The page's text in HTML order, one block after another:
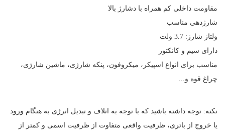
مقاومت داخلی کم همراه با دشارژ بالا
شارژدهی مناسب
ولتاژ شارژ: 3.7 ولت
دارای سیم و کانکتور
مناسب برای انواع اسپیکر، میکروفون، پنکه شارژی، ماشین شارژی،
چراغ قوه و...
نکته: توجه داشته باشید که با توجه به اتلاف و تبدیل انرژی به هنگام ورود
یا خروج از باتری، ظرفیت واقعی متفاوت از ظرفیت اسمی و کمتر از